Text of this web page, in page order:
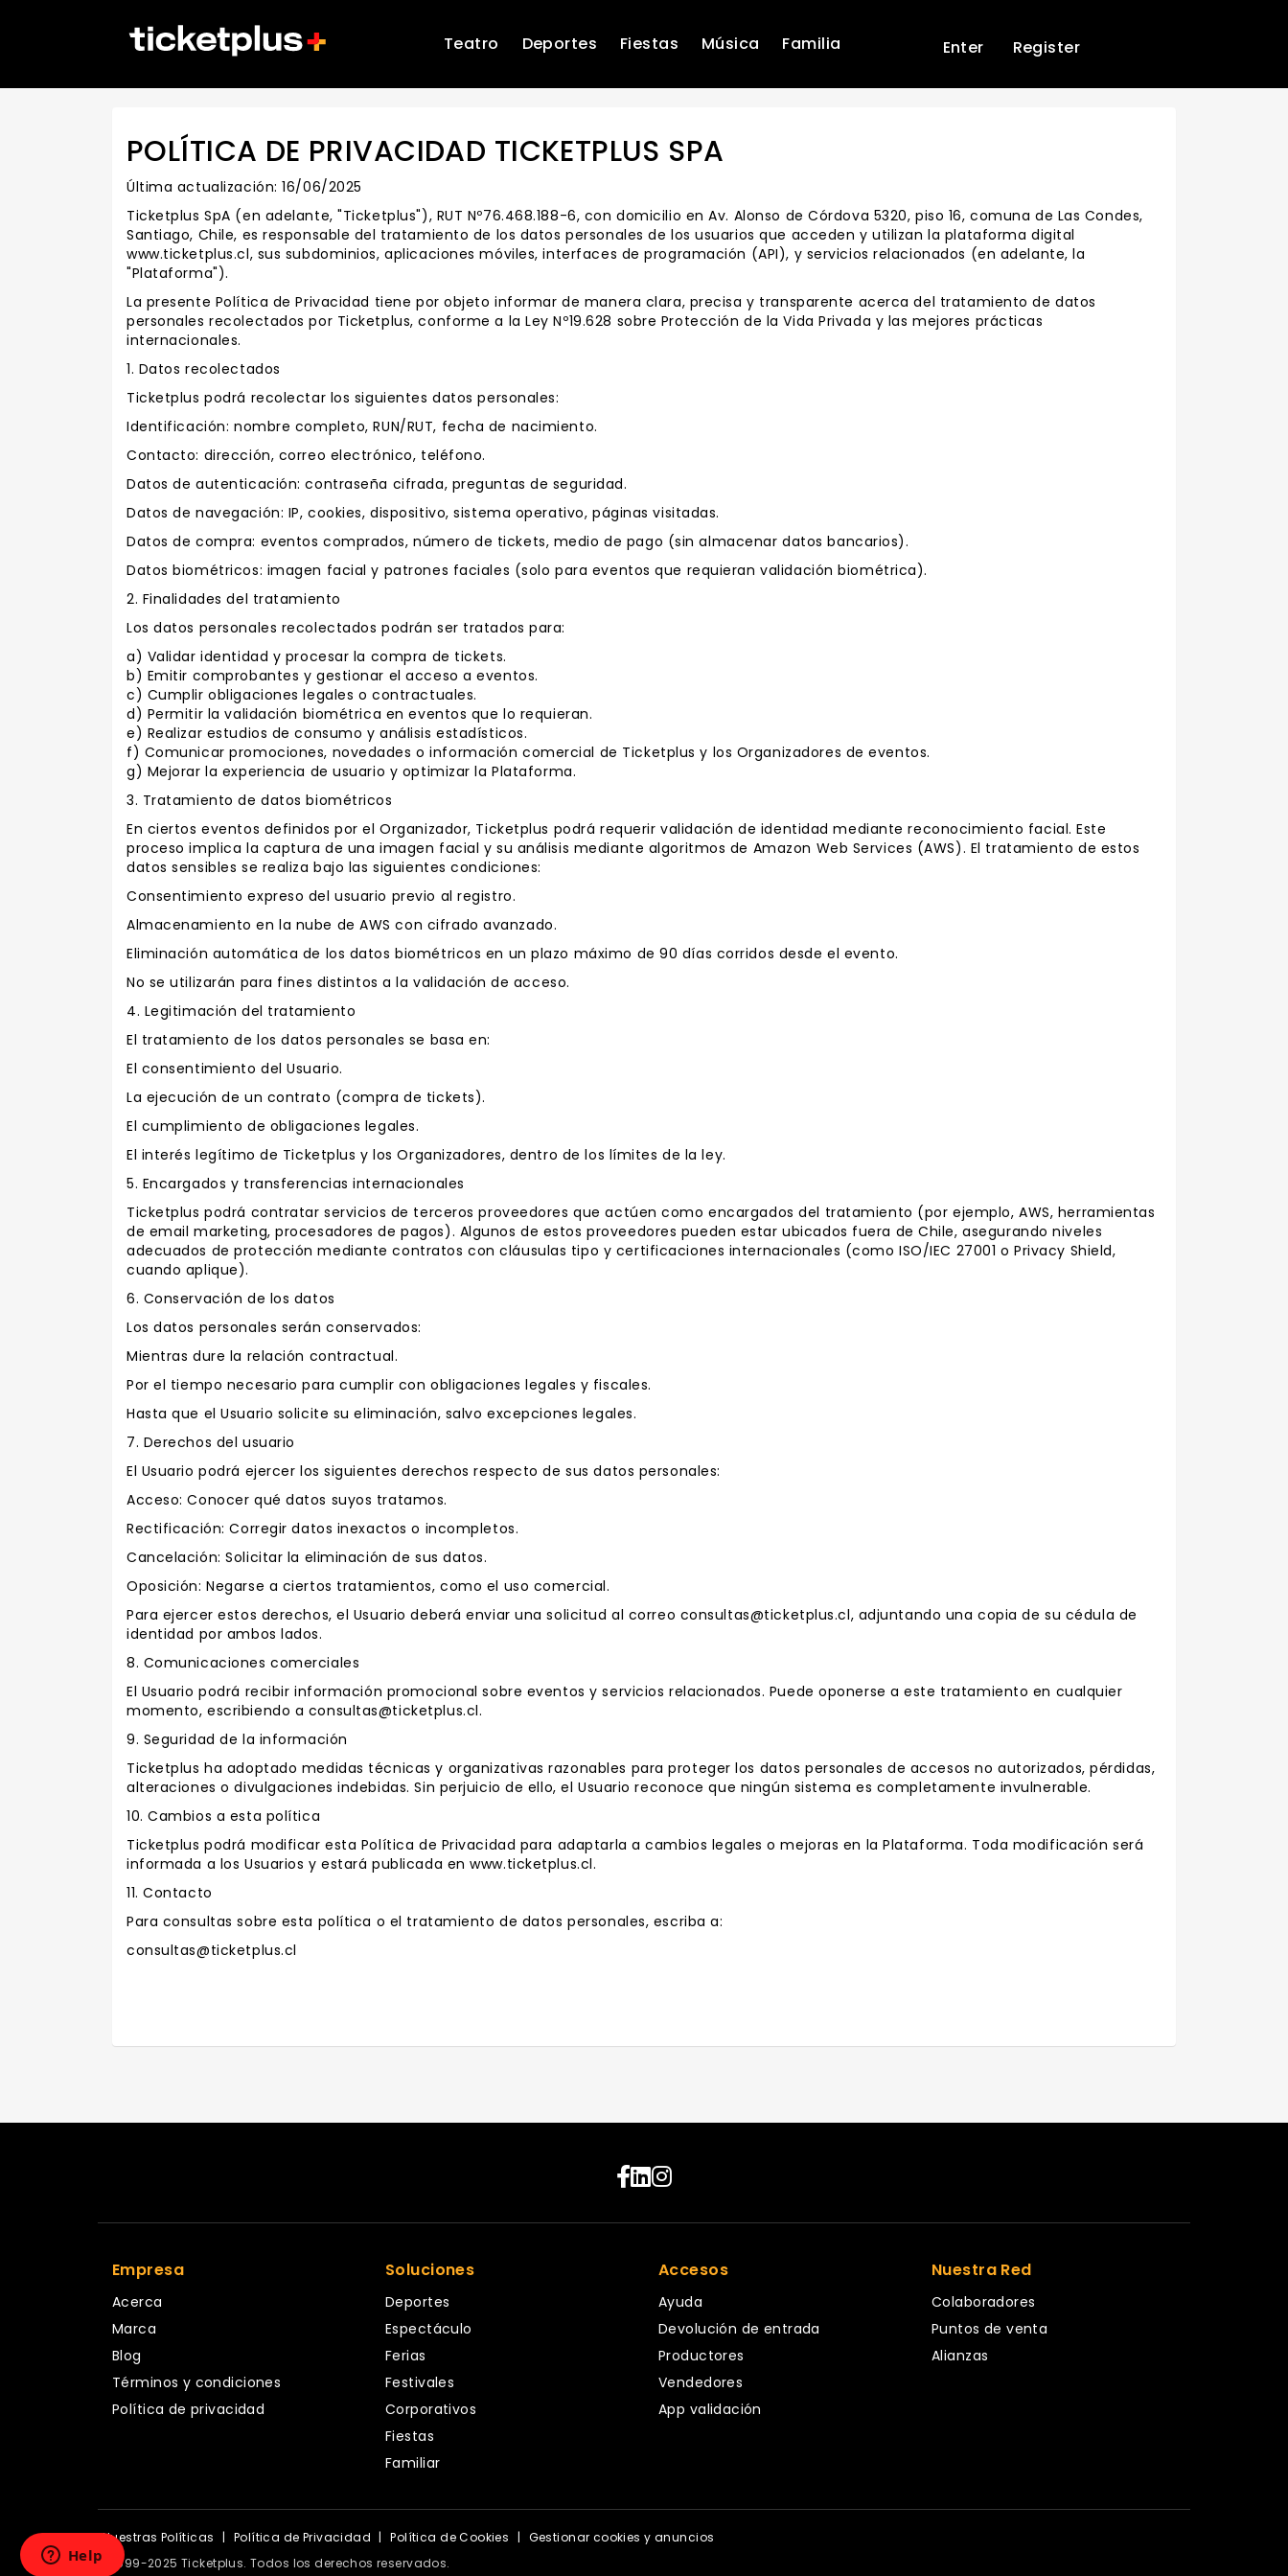
Teatro Deportes Fiestas Música Familia Enter Register
POLÍTICA DE PRIVACIDAD TICKETPLUS SPA
Última actualización: 16/06/2025
Ticketplus SpA (en adelante, "Ticketplus"), RUT Nº76.468.188-6, con domicilio en Av. Alonso de Córdova 5320, piso 16, comuna de Las Condes,
Santiago, Chile, es responsable del tratamiento de los datos personales de los usuarios que acceden y utilizan la plataforma digital
www.ticketplus.cl, sus subdominios, aplicaciones móviles, interfaces de programación (API), y servicios relacionados (en adelante, la
"Plataforma").
La presente Política de Privacidad tiene por objeto informar de manera clara, precisa y transparente acerca del tratamiento de datos
personales recolectados por Ticketplus, conforme a la Ley Nº19.628 sobre Protección de la Vida Privada y las mejores prácticas
internacionales.
1. Datos recolectados
Ticketplus podrá recolectar los siguientes datos personales:
Identificación: nombre completo, RUN/RUT, fecha de nacimiento.
Contacto: dirección, correo electrónico, teléfono.
Datos de autenticación: contraseña cifrada, preguntas de seguridad.
Datos de navegación: IP, cookies, dispositivo, sistema operativo, páginas visitadas.
Datos de compra: eventos comprados, número de tickets, medio de pago (sin almacenar datos bancarios).
Datos biométricos: imagen facial y patrones faciales (solo para eventos que requieran validación biométrica).
2. Finalidades del tratamiento
Los datos personales recolectados podrán ser tratados para:
a) Validar identidad y procesar la compra de tickets.
b) Emitir comprobantes y gestionar el acceso a eventos.
c) Cumplir obligaciones legales o contractuales.
d) Permitir la validación biométrica en eventos que lo requieran.
e) Realizar estudios de consumo y análisis estadísticos.
f) Comunicar promociones, novedades o información comercial de Ticketplus y los Organizadores de eventos.
g) Mejorar la experiencia de usuario y optimizar la Plataforma.
3. Tratamiento de datos biométricos
En ciertos eventos definidos por el Organizador, Ticketplus podrá requerir validación de identidad mediante reconocimiento facial. Este
proceso implica la captura de una imagen facial y su análisis mediante algoritmos de Amazon Web Services (AWS). El tratamiento de estos
datos sensibles se realiza bajo las siguientes condiciones:
Consentimiento expreso del usuario previo al registro.
Almacenamiento en la nube de AWS con cifrado avanzado.
Eliminación automática de los datos biométricos en un plazo máximo de 90 días corridos desde el evento.
No se utilizarán para fines distintos a la validación de acceso.
4. Legitimación del tratamiento
El tratamiento de los datos personales se basa en:
El consentimiento del Usuario.
La ejecución de un contrato (compra de tickets).
El cumplimiento de obligaciones legales.
El interés legítimo de Ticketplus y los Organizadores, dentro de los límites de la ley.
5. Encargados y transferencias internacionales
Ticketplus podrá contratar servicios de terceros proveedores que actúen como encargados del tratamiento (por ejemplo, AWS, herramientas
de email marketing, procesadores de pagos). Algunos de estos proveedores pueden estar ubicados fuera de Chile, asegurando niveles
adecuados de protección mediante contratos con cláusulas tipo y certificaciones internacionales (como ISO/IEC 27001 o Privacy Shield,
cuando aplique).
6. Conservación de los datos
Los datos personales serán conservados:
Mientras dure la relación contractual.
Por el tiempo necesario para cumplir con obligaciones legales y fiscales.
Hasta que el Usuario solicite su eliminación, salvo excepciones legales.
7. Derechos del usuario
El Usuario podrá ejercer los siguientes derechos respecto de sus datos personales:
Acceso: Conocer qué datos suyos tratamos.
Rectificación: Corregir datos inexactos o incompletos.
Cancelación: Solicitar la eliminación de sus datos.
Oposición: Negarse a ciertos tratamientos, como el uso comercial.
Para ejercer estos derechos, el Usuario deberá enviar una solicitud al correo consultas@ticketplus.cl, adjuntando una copia de su cédula de
identidad por ambos lados.
8. Comunicaciones comerciales
El Usuario podrá recibir información promocional sobre eventos y servicios relacionados. Puede oponerse a este tratamiento en cualquier
momento, escribiendo a consultas@ticketplus.cl.
9. Seguridad de la información
Ticketplus ha adoptado medidas técnicas y organizativas razonables para proteger los datos personales de accesos no autorizados, pérdidas,
alteraciones o divulgaciones indebidas. Sin perjuicio de ello, el Usuario reconoce que ningún sistema es completamente invulnerable.
10. Cambios a esta política
Ticketplus podrá modificar esta Política de Privacidad para adaptarla a cambios legales o mejoras en la Plataforma. Toda modificación será
informada a los Usuarios y estará publicada en www.ticketplus.cl.
11. Contacto
Para consultas sobre esta política o el tratamiento de datos personales, escriba a:
consultas@ticketplus.cl
Empresa
Acerca
Marca
Blog
Términos y condiciones
Política de privacidad
Soluciones
Deportes
Espectáculo
Ferias
Festivales
Corporativos
Fiestas
Familiar
Accesos
Ayuda
Devolución de entrada
Productores
Vendedores
App validación
Nuestra Red
Colaboradores
Puntos de venta
Alianzas
Nuestras Políticas | Política de Privacidad | Política de Cookies | Gestionar cookies y anuncios
© 1999-2025 Ticketplus. Todos los derechos reservados.